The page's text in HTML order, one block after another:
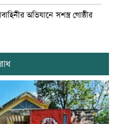
অভিযানে সশস্ত্র গোষ্ঠীর